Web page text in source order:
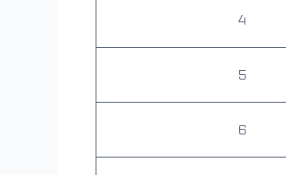
4
5
6